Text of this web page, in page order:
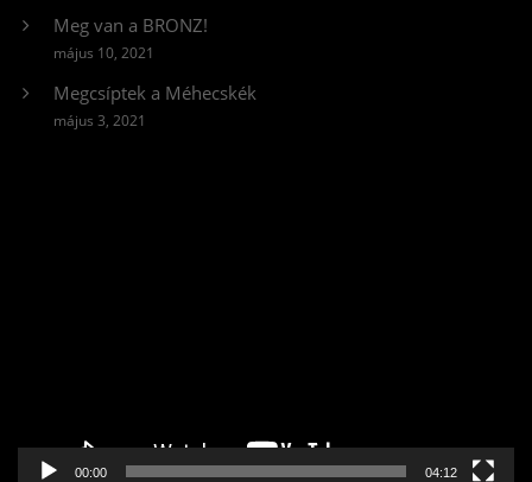
Meg van a BRONZ!
május 10, 2021
Megcsíptek a Méhecskék
május 3, 2021
00:00 04:12